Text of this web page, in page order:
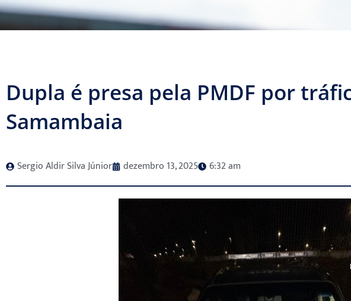
Dupla é presa pela PMDF por
Samambaia
Sergio Aldir Silva Júnior dezembro 13, 2025 6:32 am